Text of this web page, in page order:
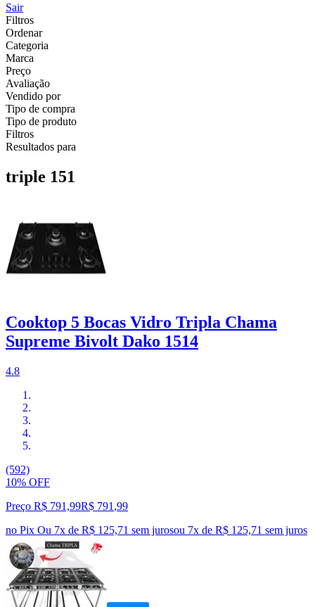
Sair
Filtros
Ordenar
Categoria
Marca
Preço
Avaliação
Vendido por
Tipo de compra
Tipo de produto
Filtros
Resultados para
triple 151
Cooktop 5 Bocas Vidro Tripla Chama
Supreme Bivolt Dako 1514
4.8
(592)
10% OFF
Preço R$ 791,99R$ 791 ,99
no Pix Ou 7x de R$ 125,71 sem jurosou 7x de R$ 125,71 sem juros